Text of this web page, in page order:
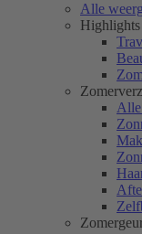
Alle
Highlights
Alle